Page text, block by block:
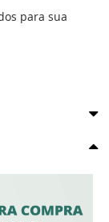
para sua